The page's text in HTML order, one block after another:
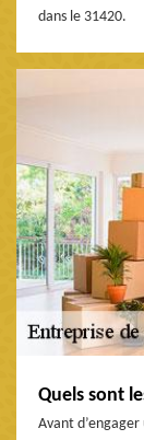
dans le 31420.
Quels sont
Avant